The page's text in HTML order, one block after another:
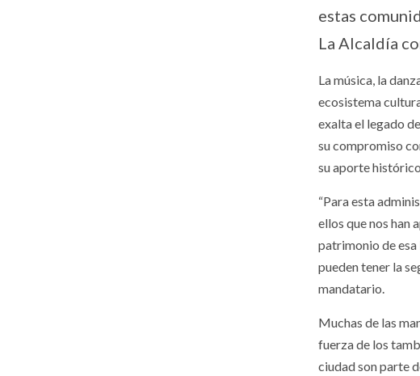
estas
La Alcaldía
La música, la
ecosistema
exalta el legado
su compromiso
su aporte
“Para esta
ellos que nos han
patrimonio de
pueden tener la
mandatario.
Muchas de las
fuerza de los
ciudad son parte